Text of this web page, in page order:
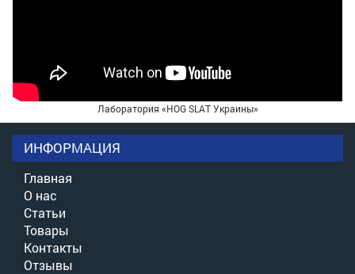
Лаборатория «HOG SLAT Украины»
ИНФОРМАЦИЯ
Главная
О нас
Статьи
Товары
Контакты
Отзывы